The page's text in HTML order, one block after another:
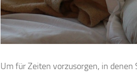
Um für Zeiten vorzusorgen, in